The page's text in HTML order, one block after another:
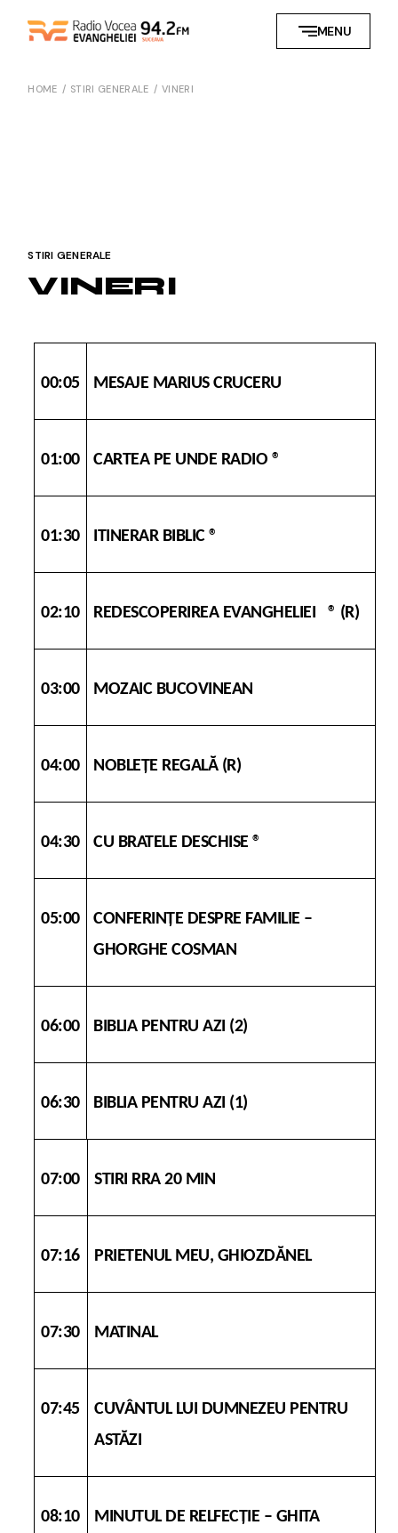
MENU
HOME STIRI GENERALE VINERI
STIRI GENERALE
VINERI
00:05 MESAJE MARIUS CRUCERU
01:00 CARTEA PE UNDE RADIO ®
01:30 ITINERAR BIBLIC ®
02:10 REDESCOPERIREA EVANGHELIEI ® (R)
03:00 MOZAIC BUCOVINEAN
04:00 NOBLEŢE REGALĂ (R)
04:30 CU BRATELE DESCHISE ®
05:00
CONFERINȚE DESPRE FAMILIE –
GHORGHE COSMAN
06:00 BIBLIA PENTRU AZI (2)
06:30 BIBLIA PENTRU AZI (1)
07:00 STIRI RRA 20 MIN
07:16 PRIETENUL MEU, GHIOZDĂNEL
07:30 MATINAL
07:45
CUVÂNTUL LUI DUMNEZEU PENTRU
ASTĂZI
08:10
MINUTUL DE RELFECŢIE – GHITA